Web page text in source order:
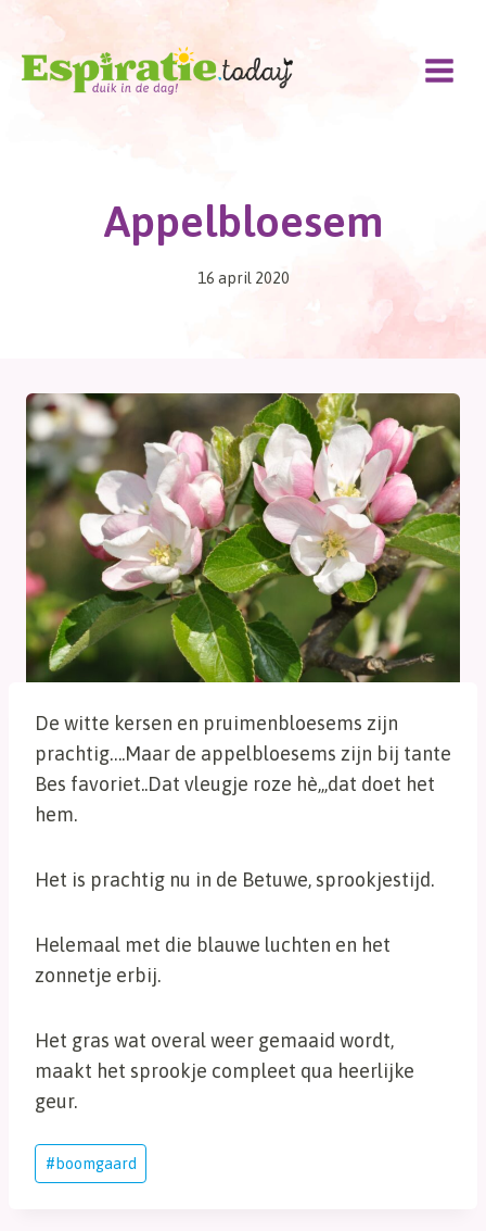
Doorgaan
inhoud
Appelbloesem
16 april 2020
De witte kersen en pruimenbloesems zijn
prachtig….Maar de appelbloesems zijn bij tante
Bes favoriet..Dat vleugje roze hè,,,dat doet het
hem.
Het is prachtig nu in de Betuwe, sprookjestijd.
Helemaal met die blauwe luchten en het
zonnetje erbij.
Het gras wat overal weer gemaaid wordt,
maakt het sprookje compleet qua heerlijke
geur.
Bericht
tags:
#boomgaard